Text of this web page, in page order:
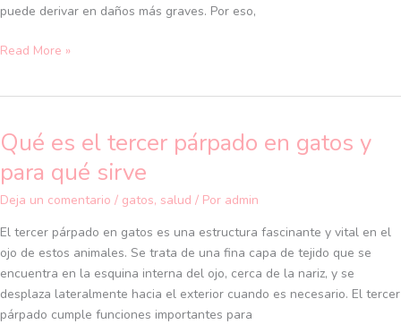
puede derivar en daños más graves. Por eso,
Read More »
Qué es el tercer párpado en gatos y
para qué sirve
Deja un comentario / gatos, salud / Por admin
El tercer párpado en gatos es una estructura fascinante y vital en el
ojo de estos animales. Se trata de una fina capa de tejido que se
encuentra en la esquina interna del ojo, cerca de la nariz, y se
desplaza lateralmente hacia el exterior cuando es necesario. El tercer
párpado cumple funciones importantes para
Qué
es
el
tercer
en
gatos
y
para
qué